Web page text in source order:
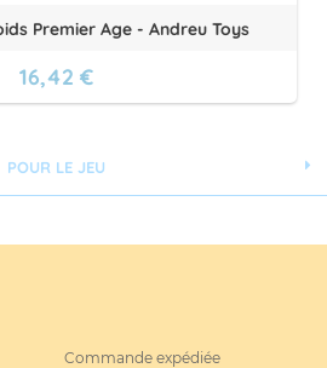
POUR LE JEU
Premier Age - Andreu Toys
16,42 €
Commande expédiée